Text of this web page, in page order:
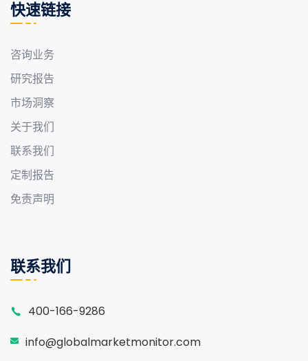
快速链接
咨询业务
研究报告
市场洞察
关于我们
联系我们
定制报告
免责声明
联系我们
400-166-9286
info@globalmarketmonitor.com